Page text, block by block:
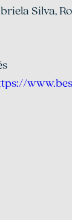
Silva,